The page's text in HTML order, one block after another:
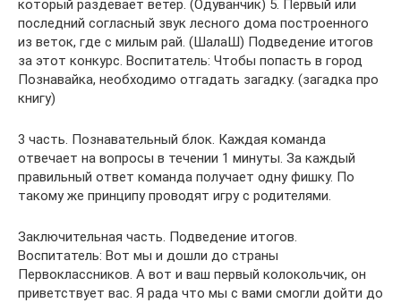
который раздевает ветер. (Одуванчик) 5. Первый или
последний согласный звук лесного дома построенного
из веток, где с милым рай. (ШалаШ) Подведение итогов
за этот конкурс. Воспитатель: Чтобы попасть в город
Познавайка, необходимо отгадать загадку. (загадка про
книгу)
3 часть. Познавательный блок. Каждая команда
отвечает на вопросы в течении 1 минуты. За каждый
правильный ответ команда получает одну фишку. По
такому же принципу проводят игру с родителями.
Заключительная часть. Подведение итогов.
Воспитатель: Вот мы и дошли до страны
Первоклассников. А вот и ваш первый колокольчик, он
приветствует вас. Я рада что мы с вами смогли дойти до